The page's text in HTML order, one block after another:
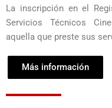
La inscripción en el
Servicios Técnicos
aquella que preste sus
Más información